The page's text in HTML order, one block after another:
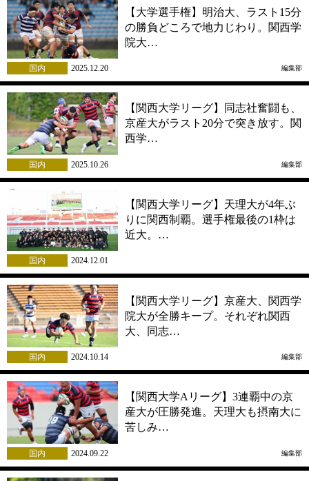
【大学選手権】明治大、ラスト15分
の勝負どころで地力じわり。関西学
院大…
国内 2025.12.20 編集部
【関西大学リーグ】同志社奮闘も、
京産大がラスト20分で突き放す。関
西学…
国内 2025.10.26 編集部
【関西大学リーグ】天理大が4年ぶ
りに関西制覇。選手権最後の1枠は
近大。…
国内 2024.12.01
【関西大学リーグ】京産大、関西学
院大が全勝キープ。それぞれ関西
大、同志…
国内 2024.10.14 編集部
【関西大学Aリーグ】3連覇中の京
産大が圧勝発進。天理大も摂南大に
苦しみ…
国内 2024.09.22 編集部